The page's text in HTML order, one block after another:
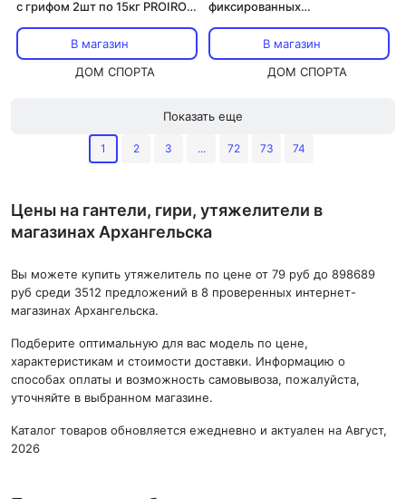
с грифом 2шт по 15кг PROIRON
В магазин
ДОМ СПОРТА
фиксированных
25 до 45кг Hasttings Digger
HD51G2A-25-45
В магазин
ДОМ СПОРТА
Показать еще
1 2 3 ... 72 73 74
Цены на гантели, гири, утяжелители в
магазинах Архангельска
Вы можете купить утяжелитель по цене от 79 руб до 898689
руб среди 3512 предложений в 8 проверенных интернет-
магазинах Архангельска.
Подберите оптимальную для вас модель по цене,
характеристикам и стоимости доставки. Информацию о
способах оплаты и возможность самовывоза, пожалуйста,
уточняйте в выбранном магазине.
Каталог товаров обновляется ежедневно и актуален на Август,
2026